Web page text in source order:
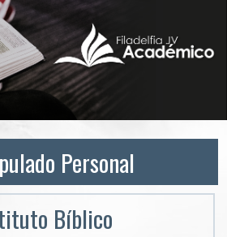
Personal
Bíblico